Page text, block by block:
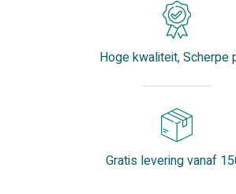
Hoge kwaliteit, Scherpe
Gratis levering vanaf